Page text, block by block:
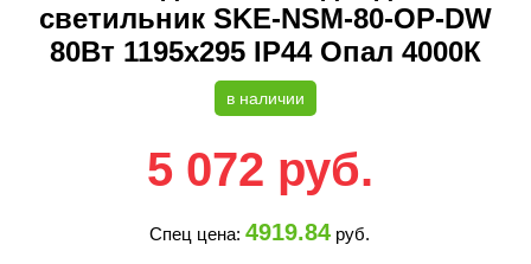
светильник SKE-NSM-80-OP-DW
80Вт 1195x295 IP44 Опал 4000К
в наличии
5 072 руб.
Спец цена: 4919.84 руб.